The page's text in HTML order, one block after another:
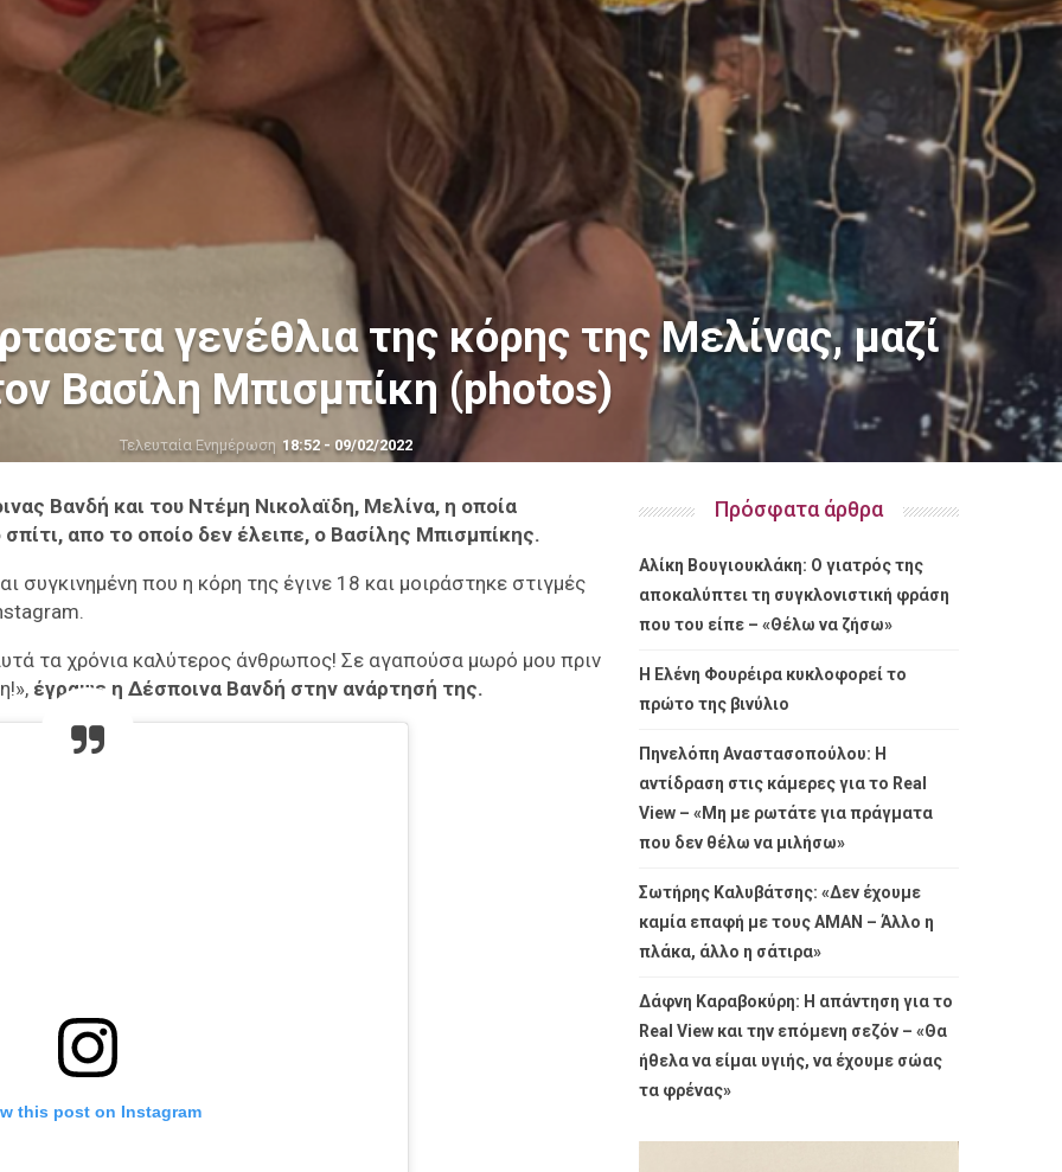
γενέθλια της κόρης της Μελίνας, μαζί
Βασίλη Μπισμπίκη (photos)
Τελευταία Ενημέρωση 18:52 - 09/02/2022
Βανδή και του Ντέμη Νικολαϊδη, Μελίνα, η οποία
απο το οποίο δεν έλειπε, ο Βασίλης Μπισμπίκης.
συγκινημένη που η κόρη της έγινε 18 και μοιράστηκε στιγμές
τα χρόνια καλύτερος άνθρωπος! Σε αγαπούσα μωρό μου πριν
έγραψε η Δέσποινα Βανδή στην ανάρτησή της.
this post on Instagram
Πρόσφατα άρθρα
Αλίκη Βουγιουκλάκη: Ο γιατρός της
αποκαλύπτει τη συγκλονιστική φράση
που του είπε – «Θέλω να ζήσω»
Η Ελένη Φουρέιρα κυκλοφορεί το
πρώτο της βινύλιο
Πηνελόπη Αναστασοπούλου: Η
αντίδραση στις κάμερες για το Real
View – «Μη με ρωτάτε για πράγματα
που δεν θέλω να μιλήσω»
Σωτήρης Καλυβάτσης: «Δεν έχουμε
καμία επαφή με τους ΑΜΑΝ – Άλλο η
πλάκα, άλλο η σάτιρα»
Δάφνη Καραβοκύρη: Η απάντηση για το
Real View και την επόμενη σεζόν – «Θα
ήθελα να είμαι υγιής, να έχουμε σώας
τα φρένας»